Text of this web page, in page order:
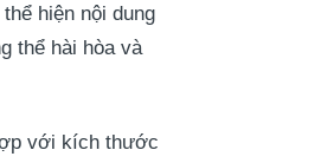
hiện nội dung
thể hài hòa và
với kích thước